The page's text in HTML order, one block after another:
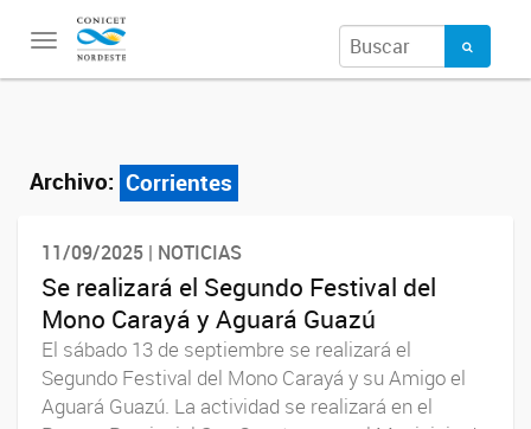
Toggle
navigation
Archivo: Corrientes
11/09/2025 | NOTICIAS
Se realizará el Segundo Festival del
Mono Carayá y Aguará Guazú
El sábado 13 de septiembre se realizará el
Segundo Festival del Mono Carayá y su Amigo el
Aguará Guazú. La actividad se realizará en el